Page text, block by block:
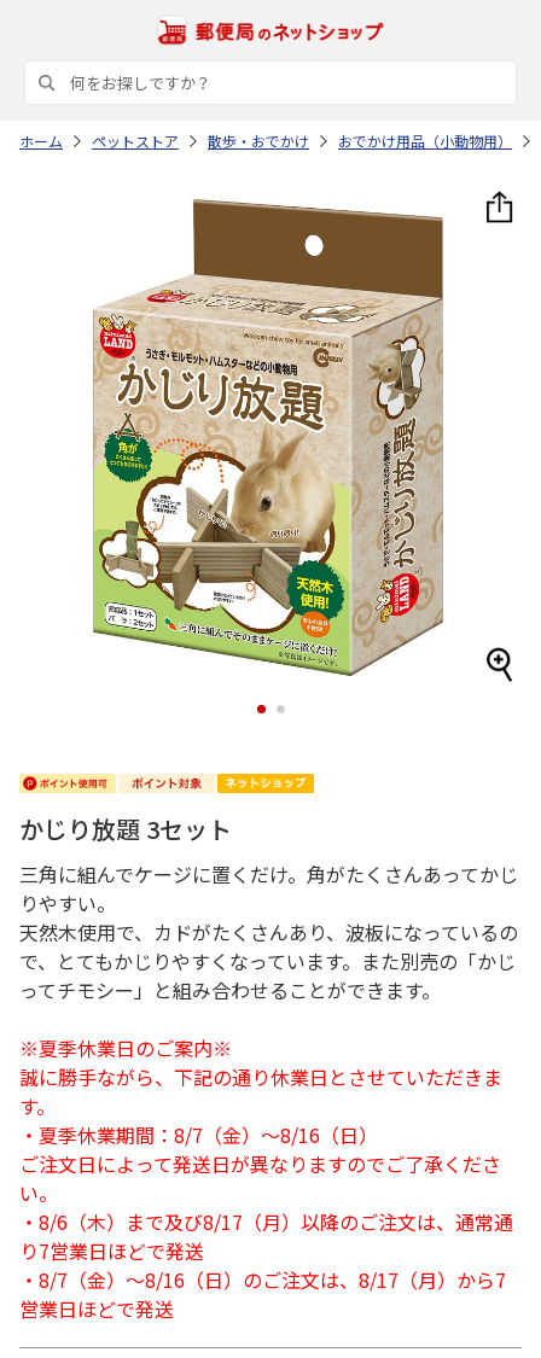
ホーム ペットストア 散歩・おでかけ おでかけ用品（小動物用）
1 2
かじり放題 3セット
三角に組んでケージに置くだけ。角がたくさんあってかじ
りやすい。
天然木使用で、カドがたくさんあり、波板になっているの
で、とてもかじりやすくなっています。また別売の「かじ
ってチモシー」と組み合わせることができます。
※夏季休業日のご案内※
誠に勝手ながら、下記の通り休業日とさせていただきま
す。
・夏季休業期間：8/7（金）～8/16（日）
ご注文日によって発送日が異なりますのでご了承くださ
い。
・8/6（木）まで及び8/17（月）以降のご注文は、通常通
り7営業日ほどで発送
・8/7（金）～8/16（日）のご注文は、8/17（月）から7
営業日ほどで発送